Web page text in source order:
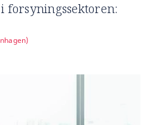
forsyningssektoren: